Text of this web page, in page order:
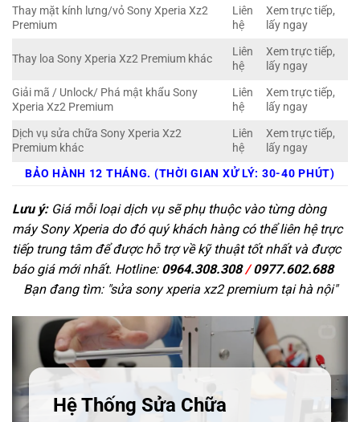
Thay mặt kính lưng/vỏ Sony Xperia Xz2
Premium
Liên
hệ
Xem trực tiếp,
lấy ngay
Thay loa Sony Xperia Xz2 Premium khác
Liên
hệ
Xem trực tiếp,
lấy ngay
Giải mã / Unlock/ Phá mật khẩu Sony
Xperia Xz2 Premium
Liên
hệ
Xem trực tiếp,
lấy ngay
Dịch vụ sửa chữa Sony Xperia Xz2
Premium khác
Liên
hệ
Xem trực tiếp,
lấy ngay
BẢO HÀNH 12 THÁNG. (THỜI GIAN XỬ LÝ: 30-40 PHÚT)
Lưu ý:Giá mỗi loại dịch vụ sẽ phụ thuộc vào từng dòng
máy Sony Xperia do đó quý khách hàng có thể liên hệ trực
tiếp trung tâm để được hỗ trợ về kỹ thuật tốt nhất và được
báo giá mới nhất. Hotline: 0964.308.308/0977.602.688
Bạn đang tìm: "sửa sony xperia xz2 premium tại hà nội"
Hệ Thống Sửa Chữa